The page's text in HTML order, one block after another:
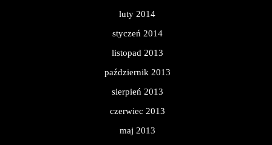
luty 2014
styczeń 2014
listopad 2013
październik 2013
sierpień 2013
czerwiec 2013
maj 2013